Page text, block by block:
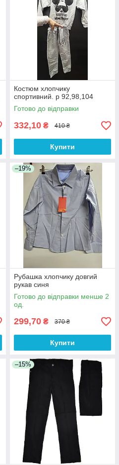
Костюм хлопчику
спортивний. р 92,98,104
Готово до відправки
332,10 ₴ 410 ₴
Купити
–19%
Рубашка хлопчику довгий
рукав синя
Готово до відправки менше 2
од.
299,70 ₴ 370 ₴
Купити
–15%